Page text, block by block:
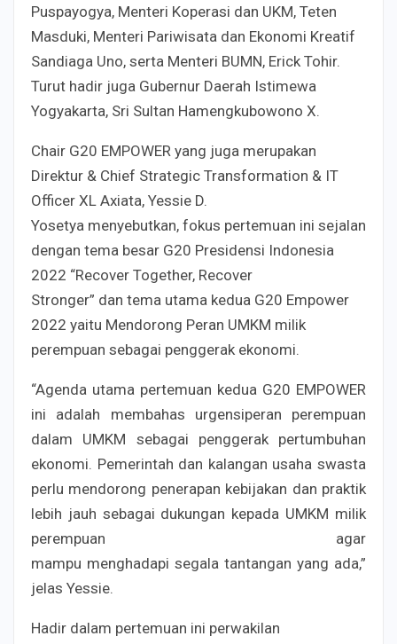
Puspayogya, Menteri Koperasi dan UKM, Teten
Masduki, Menteri Pariwisata dan Ekonomi Kreatif
Sandiaga Uno, serta Menteri BUMN, Erick Tohir.
Turut hadir juga Gubernur Daerah Istimewa
Yogyakarta, Sri Sultan Hamengkubowono X.
Chair G20 EMPOWER yang juga merupakan
Direktur & Chief Strategic Transformation & IT
Officer XL Axiata, Yessie D.
Yosetya menyebutkan, fokus pertemuan ini sejalan
dengan tema besar G20 Presidensi Indonesia
2022 “Recover Together, Recover
Stronger” dan tema utama kedua G20 Empower
2022 yaitu Mendorong Peran UMKM milik
perempuan sebagai penggerak ekonomi.
“Agenda utama pertemuan kedua G20 EMPOWER
ini adalah membahas urgensiperan perempuan
dalam UMKM sebagai penggerak pertumbuhan
ekonomi. Pemerintah dan kalangan usaha swasta
perlu mendorong penerapan kebijakan dan praktik
lebih jauh sebagai dukungan kepada UMKM milik
perempuan agar
mampu menghadapi segala tantangan yang ada,”
jelas Yessie.
Hadir dalam pertemuan ini perwakilan